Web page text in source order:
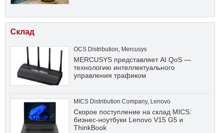
Склад
OCS Distribution, Mercusys
MERCUSYS представляет AI QoS —
технологию интеллектуального
управления трафиком
MICS Distribution Company, Lenovo
Скорое поступление на склад MICS:
бизнес-ноутбуки Lenovo V15 G5 и
ThinkBook